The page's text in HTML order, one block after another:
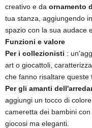
creativo e da ornamento
tua stanza, aggiungendo
spazio con la sua audace
Funzioni e valore
Per i collezionisti :
art o giocattoli,
che fanno risaltare queste
Per gli amanti
aggiungi un tocco di
cameretta dei bambini
giocosi ma eleganti.